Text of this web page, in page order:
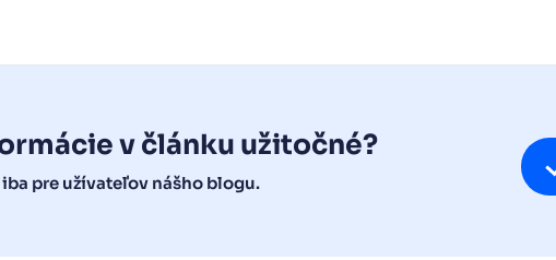
v článku užitočné?
pre užívateľov nášho blogu.